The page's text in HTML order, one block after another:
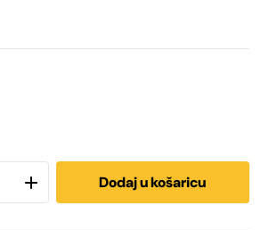
Dodaj u košaricu